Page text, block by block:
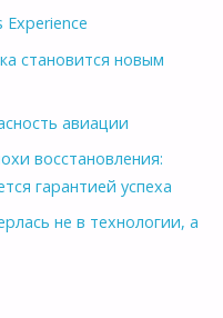
Experience
становится новым
авиации
восстановления:
гарантией успеха
не в технологии, а